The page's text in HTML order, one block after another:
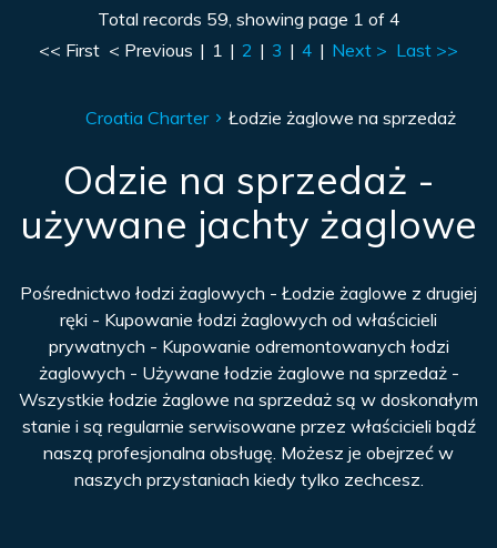
Total records 59, showing page 1 of 4
<< First < Previous | 1 | 2 | 3 | 4 | Next > Last >>
Croatia Charter Łodzie żaglowe na sprzedaż
Odzie na sprzedaż -
używane jachty żaglowe
Pośrednictwo łodzi żaglowych - Łodzie żaglowe z drugiej
ręki - Kupowanie łodzi żaglowych od właścicieli
prywatnych - Kupowanie odremontowanych łodzi
żaglowych - Używane łodzie żaglowe na sprzedaż -
Wszystkie łodzie żaglowe na sprzedaż są w doskonałym
stanie i są regularnie serwisowane przez właścicieli bądź
naszą profesjonalna obsługę. Możesz je obejrzeć w
naszych przystaniach kiedy tylko zechcesz.